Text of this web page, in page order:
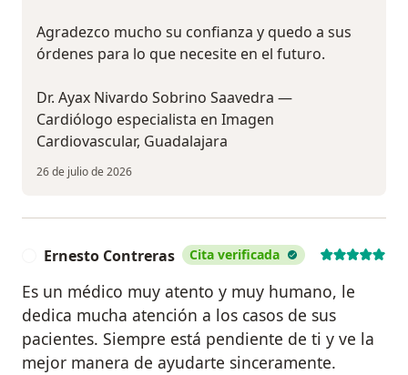
Agradezco mucho su confianza y quedo a sus
órdenes para lo que necesite en el futuro.
Dr. Ayax Nivardo Sobrino Saavedra —
Cardiólogo especialista en Imagen
Cardiovascular, Guadalajara ‍
26 de julio de 2026
Ernesto Contreras Cita verificada
Es un médico muy atento y muy humano, le
dedica mucha atención a los casos de sus
pacientes. Siempre está pendiente de ti y ve la
mejor manera de ayudarte sinceramente.